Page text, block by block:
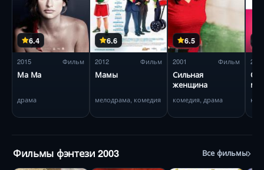
6.4
2015 Фильм
Ма Ма
драма
6.6
2012 Фильм
Мамы
мелодрама, комедия
6.5
2001 Фильм
Сильная
женщина
комедия, драма
2016
Фильмы фэнтези 2003 Все фильмы